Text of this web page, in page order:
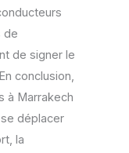
de
de signer le
conclusion,
à Marrakech
déplacer
la